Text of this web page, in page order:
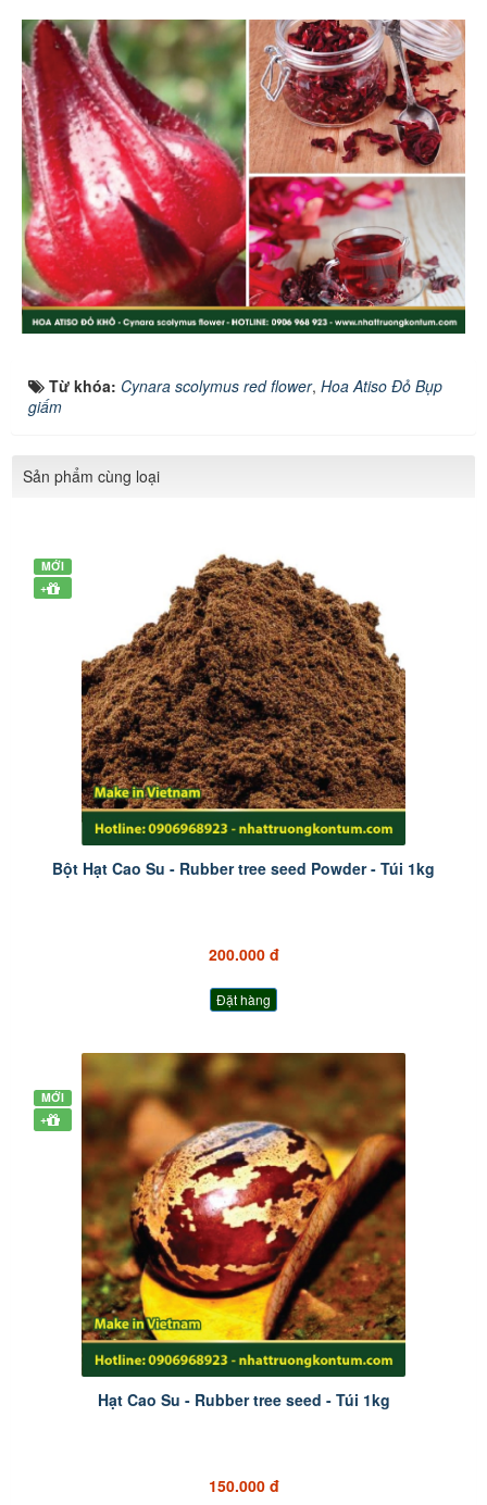
Từ khóa: Cynara scolymus red flower, Hoa Atiso Đỏ Bụp
giấm
Sản phẩm cùng loại
MỚI
+
Bột Hạt Cao Su - Rubber tree seed Powder - Túi 1kg
200.000 đ
Đặt hàng
MỚI
+
Hạt Cao Su - Rubber tree seed - Túi 1kg
150.000 đ